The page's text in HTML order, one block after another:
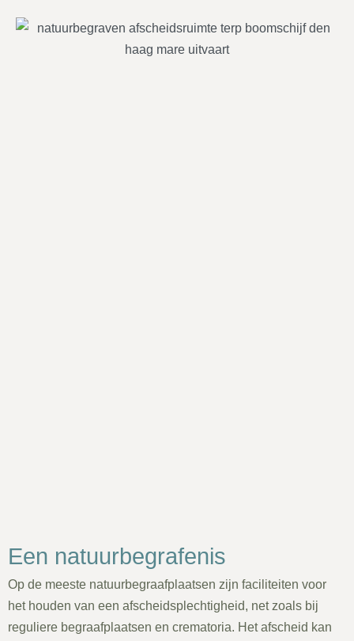
Een natuurbegrafenis
Op de meeste natuurbegraafplaatsen zijn faciliteiten voor
het houden van een afscheidsplechtigheid, net zoals bij
reguliere begraafplaatsen en crematoria. Het afscheid kan